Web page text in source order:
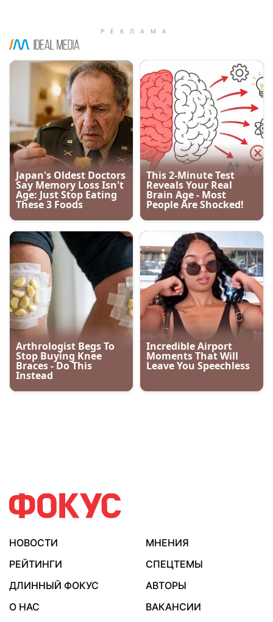
НОВОСТИ
МНЕНИЯ
РЕЙТИНГИ
СПЕЦТЕМЫ
ДЛИННЫЙ ФОКУС
АВТОРЫ
О НАС
ВАКАНСИИ